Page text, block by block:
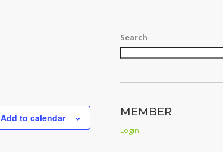
Add to calendar
Search
MEMBER
Login